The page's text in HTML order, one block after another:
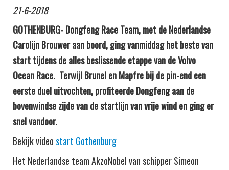
21-6-2018
GOTHENBURG- Dongfeng Race Team, met de Nederlandse
Carolijn Brouwer aan boord, ging vanmiddag het beste van
start tijdens de alles beslissende etappe van de Volvo
Ocean Race. Terwijl Brunel en Mapfre bij de pin-end een
eerste duel uitvochten, profiteerde Dongfeng aan de
bovenwindse zijde van de startlijn van vrije wind en ging er
snel vandoor.
Bekijk videostart Gothenburg
Het Nederlandse team AkzoNobel van schipper Simeon